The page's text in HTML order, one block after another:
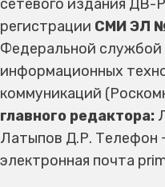
сетевого издания ДВ-
регистрации СМИ ЭЛ
Федеральной службой
информационных
коммуникаций
главного редактора:
Латыпов Д.Р. Телефон
электронная почта